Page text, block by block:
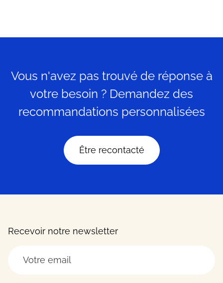
Vous n'avez pas trouvé de réponse à
votre besoin ? Demandez des
recommandations personnalisées
Être recontacté
Recevoir notre newsletter